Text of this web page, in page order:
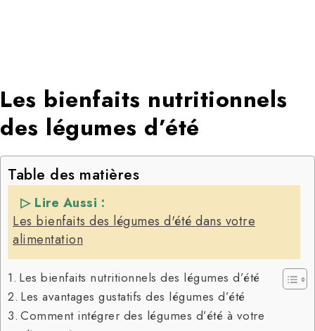
Les bienfaits nutritionnels
des légumes d’été
Table des matières
▷ Lire Aussi :
Les bienfaits des légumes d'été dans votre
alimentation
Les bienfaits nutritionnels des légumes d’été
Les avantages gustatifs des légumes d’été
Comment intégrer des légumes d’été à votre